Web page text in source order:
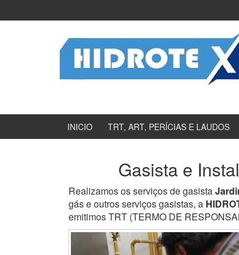
INICIO TRT, ART, PERÍCIAS E LAUDOS
Gasista e
Realizamos os serviços de gasista
gás e outros serviços gasistas, a
emitimos TRT (TERMO DE